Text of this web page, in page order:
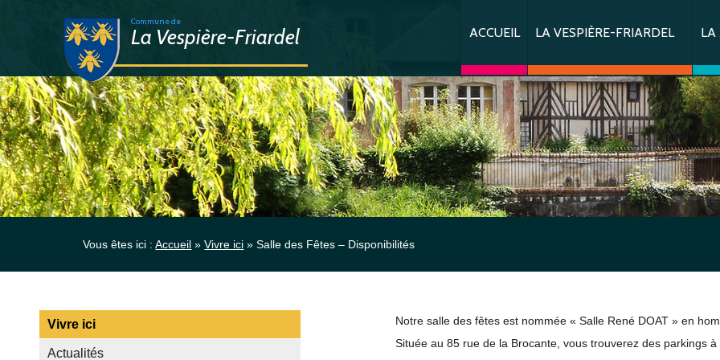
Commune de
La Vespière-Friardel ACCUEIL LA VESPIÈRE-FRIARDEL
FERMETURE TEMPORAIRE
Origine du nom
Géographie et Population
Patrimoine
Champignonnière
Château et Chapelle de La Vespière
Églises de La Vespière et Friardel
Tourisme
Randonnées et Activités
Espaces « À vivre »
LA
Demande de copie
Demander une
Demande de copie
Urbanisme
Informations utiles -
Démarches diverses
Élus
Vous êtes ici :Accueil »Vivre ici »Salle des Fêtes – Disponibilités
Vivre ici
Actualités
Notre salle des fêtes est nommée « Salle René DOAT » en
Située au 85 rue de la Brocante, vous trouverez des parkings à